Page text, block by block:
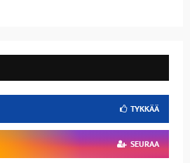
TYKKÄÄ
SEURAA